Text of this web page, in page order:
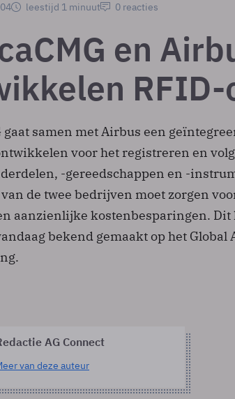
leestijd 1 minuut 0 reacties
en
gaat samen met Airbus een
voor het registreren en
-gereedschappen en -
de twee bedrijven moet zorgen
aanzienlijke kostenbesparingen. Dit
bekend gemaakt op het Global
AG Connect
van deze auteur